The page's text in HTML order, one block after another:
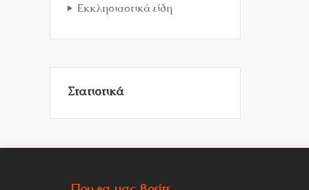
Εκκλησιαστικά είδη
Στατιστικά